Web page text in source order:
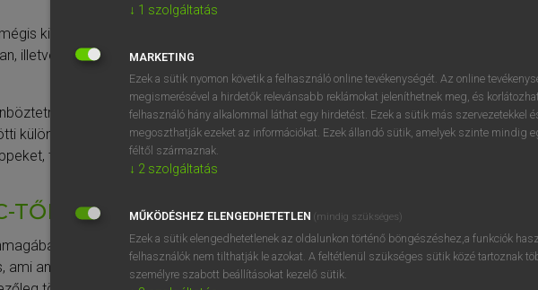
kiejtési problémáid vannak? Nincs ebben semmi szégyellnivaló. A magyarok
illetve hogy beszéd közben nem minden betű kiejtésére kerül sor. A nyelvi
az akcentus (egy nyelv speciális földrajzi és társadalmi helyzetéből fakadó
különbséget, vagy az amerikai és a brit angol eltérő elemeit, addig biztos, hogy
technikákat, és beszélj úgy, mint egy igazi brit!
TŐL AZ ANGOL KIEJTÉSIG: 26 BETŰ ÉS 44 HANG
sem tekinthető egyszerűnek, viszont kiejtésének szabályszerűségeit
ami annyit jelent, hogy egy betűt egy módon ejtünk ki, illetve egy hangot is egy
↓ 1 szolgáltatás
MARKETING
Ezek a sütik nyomon követik a felhasználó online tevékenységét. Az online
megismerésével a hirdetők relevánsabb reklámokat jeleníthetnek meg, és
felhasználó hány alkalommal láthat egy hirdetést. Ezek a sütik más szervezetekkel
megoszthatják ezeket az információkat. Ezek állandó sütik, amelyek szinte mindig
féltől származnak.
↓ 2 szolgáltatás
MŰKÖDÉSHEZ ELENGEDHETETLEN (mindig szükséges)
Ezek a sütik elengedhetetlenek az oldalunkon történő böngészéshez,a funkciók
felhasználók nem tilthatják le azokat. A feltétlenül szükséges sütik közé tartoznak
személyre szabott beállításokat kezelő sütik.